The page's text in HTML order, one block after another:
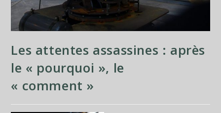
Les attentes assassines : après
le « pourquoi », le
« comment »